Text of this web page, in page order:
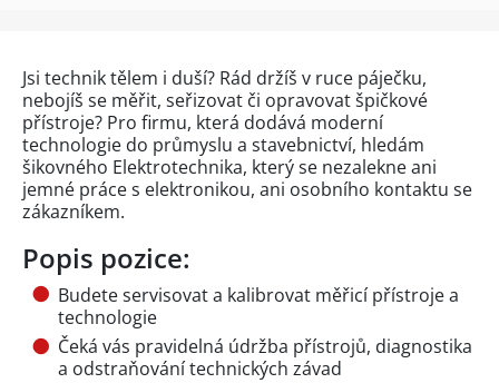
Jsi technik tělem i duší? Rád držíš v ruce páječku,
nebojíš se měřit, seřizovat či opravovat špičkové
přístroje? Pro firmu, která dodává moderní
technologie do průmyslu a stavebnictví, hledám
šikovného Elektrotechnika, který se nezalekne ani
jemné práce s elektronikou, ani osobního kontaktu se
zákazníkem.
Popis pozice:
Budete servisovat a kalibrovat měřicí přístroje a
technologie
Čeká vás pravidelná údržba přístrojů, diagnostika
a odstraňování technických závad